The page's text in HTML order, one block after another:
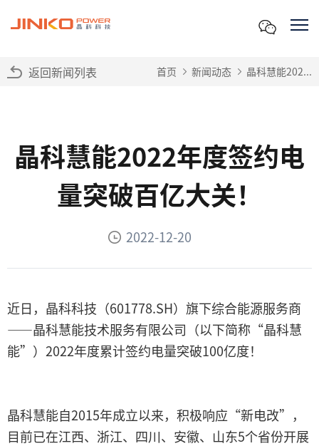
返回新闻列表 首页 新闻动态 晶科慧能202...
晶科慧能2022年度签约电
量突破百亿大关！
2022-12-20
近日，晶科科技（601778.SH）旗下综合能源服务商
——晶科慧能技术服务有限公司（以下简称“晶科慧
能”）2022年度累计签约电量突破100亿度！
晶科慧能自2015年成立以来，积极响应“新电改”，
目前已在江西、浙江、四川、安徽、山东5个省份开展